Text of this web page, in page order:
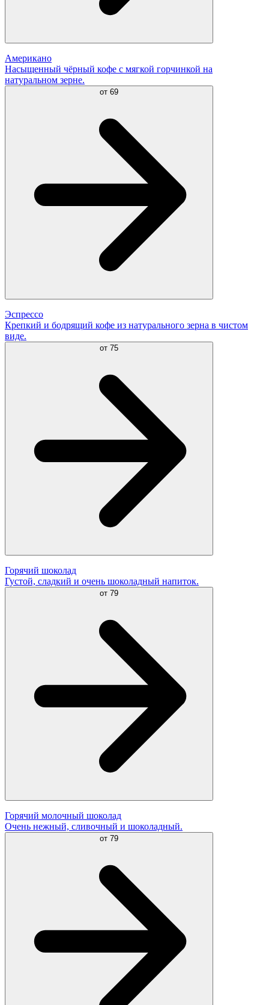
Американо
Насыщенный чёрный кофе с мягкой горчинкой на
натуральном зерне.
от 69
Эспрессо
Крепкий и бодрящий кофе из натурального зерна в чистом
виде.
от 75
Горячий шоколад
Густой, сладкий и очень шоколадный напиток.
от 79
Горячий молочный шоколад
Очень нежный, сливочный и шоколадный.
от 79